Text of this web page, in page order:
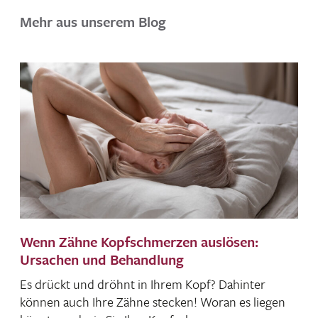
Mehr aus unserem Blog
Wenn Zähne Kopfschmerzen auslösen:
Ursachen und Behandlung
Es drückt und dröhnt in Ihrem Kopf? Dahinter
können auch Ihre Zähne stecken! Woran es liegen